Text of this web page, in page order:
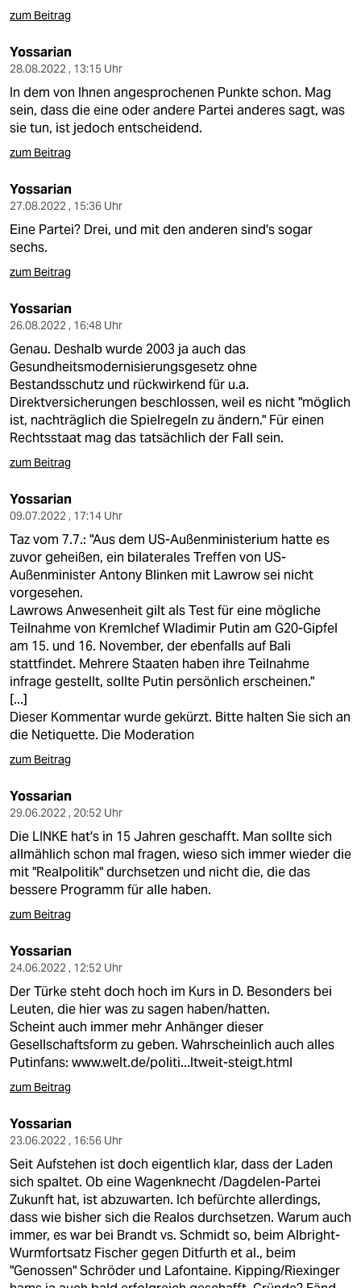
zum Beitrag
Yossarian
28.08.2022 , 13:15 Uhr
In dem von Ihnen angesprochenen Punkte schon. Mag
sein, dass die eine oder andere Partei anderes sagt, was
sie tun, ist jedoch entscheidend.
zum Beitrag
Yossarian
27.08.2022 , 15:36 Uhr
Eine Partei? Drei, und mit den anderen sind's sogar
sechs.
zum Beitrag
Yossarian
26.08.2022 , 16:48 Uhr
Genau. Deshalb wurde 2003 ja auch das
Gesundheitsmodernisierungsgesetz ohne
Bestandsschutz und rückwirkend für u.a.
Direktversicherungen beschlossen, weil es nicht "möglich
ist, nachträglich die Spielregeln zu ändern." Für einen
Rechtsstaat mag das tatsächlich der Fall sein.
zum Beitrag
Yossarian
09.07.2022 , 17:14 Uhr
Taz vom 7.7.: "Aus dem US-Außenministerium hatte es
zuvor geheißen, ein bilaterales Treffen von US-
Außenminister Antony Blinken mit Lawrow sei nicht
vorgesehen.
Lawrows Anwesenheit gilt als Test für eine mögliche
Teilnahme von Kremlchef Wladimir Putin am G20-Gipfel
am 15. und 16. November, der ebenfalls auf Bali
stattfindet. Mehrere Staaten haben ihre Teilnahme
infrage gestellt, sollte Putin persönlich erscheinen."
[...]
Dieser Kommentar wurde gekürzt. Bitte halten Sie sich an
die Netiquette. Die Moderation
zum Beitrag
Yossarian
29.06.2022 , 20:52 Uhr
Die LINKE hat's in 15 Jahren geschafft. Man sollte sich
allmählich schon mal fragen, wieso sich immer wieder die
mit "Realpolitik" durchsetzen und nicht die, die das
bessere Programm für alle haben.
zum Beitrag
Yossarian
24.06.2022 , 12:52 Uhr
Der Türke steht doch hoch im Kurs in D. Besonders bei
Leuten, die hier was zu sagen haben/hatten.
Scheint auch immer mehr Anhänger dieser
Gesellschaftsform zu geben. Wahrscheinlich auch alles
Putinfans: www.welt.de/politi...ltweit-steigt.html
zum Beitrag
Yossarian
23.06.2022 , 16:56 Uhr
Seit Aufstehen ist doch eigentlich klar, dass der Laden
sich spaltet. Ob eine Wagenknecht /Dagdelen-Partei
Zukunft hat, ist abzuwarten. Ich befürchte allerdings,
dass wie bisher sich die Realos durchsetzen. Warum auch
immer, es war bei Brandt vs. Schmidt so, beim Albright-
Wurmfortsatz Fischer gegen Ditfurth et al., beim
"Genossen" Schröder und Lafontaine. Kipping/Riexinger